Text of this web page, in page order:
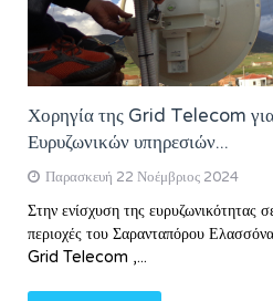
Χορηγία της Grid Telecom
Ευρυζωνικών υπηρεσιών...
Παρασκευή 22 Νοέμβριος 2024
Στην ενίσχυση της ευρυζωνικότητας
περιοχές του Σαρανταπόρου
Grid Telecom ,...